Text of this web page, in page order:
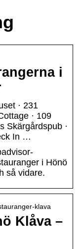
i
· 231
· 109
Skärgårdspub ·
In …
i Hönö
så vidare.
klava
Klåva –